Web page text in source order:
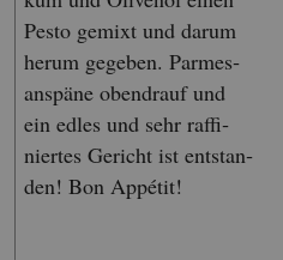
Pesto ge­mixt und darum
herum ge­ge­ben. Par­mes­
an­spä­ne oben­drauf und
ein edles und sehr raf­fi­
nier­tes Ge­richt ist ent­stan­
den! Bon Ap­pé­tit!